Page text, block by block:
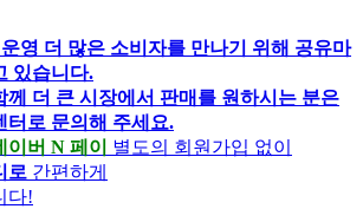
영 더 많은 소비자를 만나기 위해 공유마
있습니다.
께 더 큰 시장에서 판매를 원하시는 분은
터로 문의해 주세요.
이버 N 페이
별도의 회원가입 없이
로 간편하게
다!